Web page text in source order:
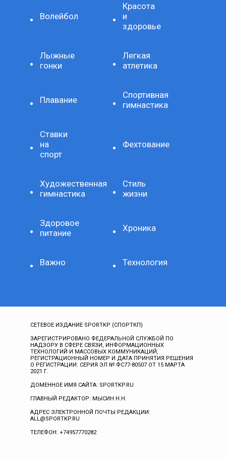
Волейбол
Красота
и
здоровье
Лыжные
гонки
Легкая
атлетика
Плавание
Спортивная
гимнастика
Ставки
на
спорт
Фехтование
Художественная
гимнастика
Стиль
жизни
Здоровое
питание
Хроника
Важно Технология
СЕТЕВОЕ ИЗДАНИЕ SPORTKP (СПОРТКП)
ЗАРЕГИСТРИРОВАНО ФЕДЕРАЛЬНОЙ СЛУЖБОЙ ПО
НАДЗОРУ В СФЕРЕ СВЯЗИ, ИНФОРМАЦИОННЫХ
ТЕХНОЛОГИЙ И МАССОВЫХ КОММУНИКАЦИЙ,
РЕГИСТРАЦИОННЫЙ НОМЕР И ДАТА ПРИНЯТИЯ РЕШЕНИЯ
О РЕГИСТРАЦИИ: СЕРИЯ ЭЛ № ФС77-80507 ОТ 15 МАРТА
2021 Г.
ДОМЕННОЕ ИМЯ САЙТА: SPORTKP.RU
ГЛАВНЫЙ РЕДАКТОР: МЫСИН Н.Н.
АДРЕС ЭЛЕКТРОННОЙ ПОЧТЫ РЕДАКЦИИ:
ALL@SPORTKP.RU
ТЕЛЕФОН: +74957770282